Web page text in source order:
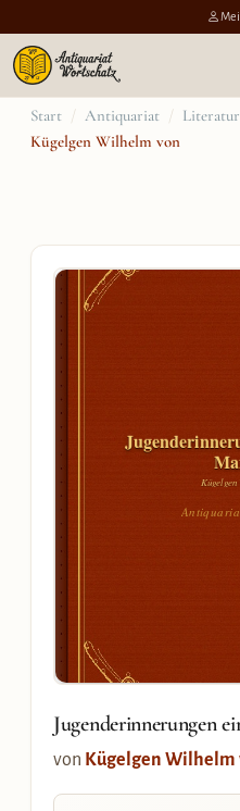
Zum
Inhalt
Start / Antiquariat / Literatur
Kügelgen Wilhelm von
Jugenderinnerungen
von Kügelgen Wilhelm